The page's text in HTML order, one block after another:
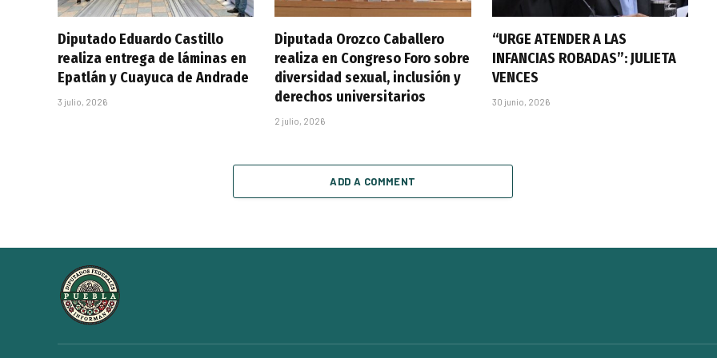
Diputado Eduardo Castillo
realiza entrega de láminas en
Epatlán y Cuayuca de Andrade
3 julio, 2026
Diputada Orozco Caballero
realiza en Congreso Foro sobre
diversidad sexual, inclusión y
derechos universitarios
2 julio, 2026
“URGE ATENDER A LAS
INFANCIAS ROBADAS”: JULIETA
VENCES
30 junio, 2026
ADD A COMMENT